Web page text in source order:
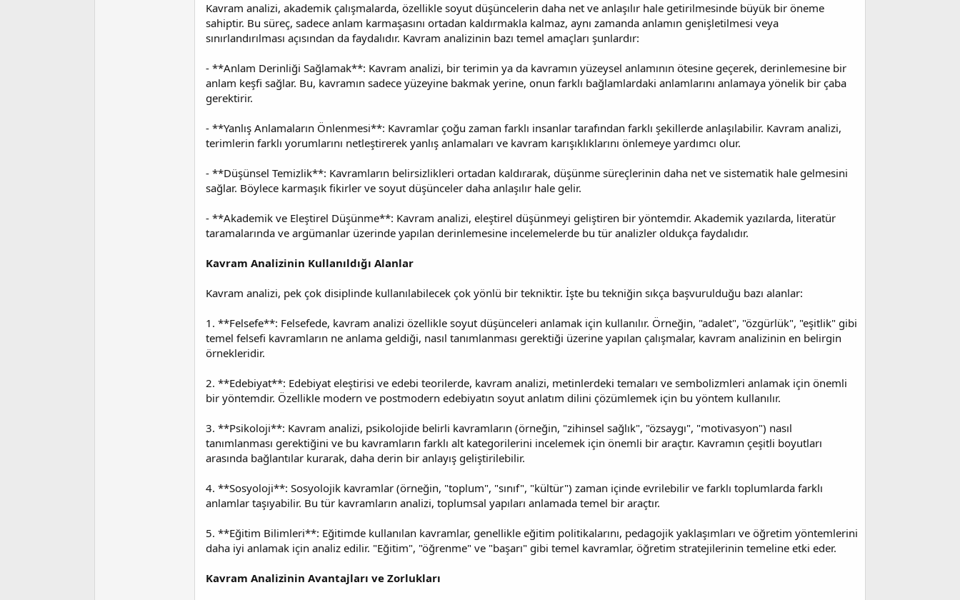
Kavram analizi, akademik çalışmalarda, özellikle soyut düşüncelerin daha net ve anlaşılır hale getirilmesinde büyük bir öneme
sahiptir. Bu süreç, sadece anlam karmaşasını ortadan kaldırmakla kalmaz, aynı zamanda anlamın genişletilmesi veya
sınırlandırılması açısından da faydalıdır. Kavram analizinin bazı temel amaçları şunlardır:
- **Anlam Derinliği Sağlamak**: Kavram analizi, bir terimin ya da kavramın yüzeysel anlamının ötesine geçerek, derinlemesine bir
anlam keşfi sağlar. Bu, kavramın sadece yüzeyine bakmak yerine, onun farklı bağlamlardaki anlamlarını anlamaya yönelik bir çaba
gerektirir.
- **Yanlış Anlamaların Önlenmesi**: Kavramlar çoğu zaman farklı insanlar tarafından farklı şekillerde anlaşılabilir. Kavram analizi,
terimlerin farklı yorumlarını netleştirerek yanlış anlamaları ve kavram karışıklıklarını önlemeye yardımcı olur.
- **Düşünsel Temizlik**: Kavramların belirsizlikleri ortadan kaldırarak, düşünme süreçlerinin daha net ve sistematik hale gelmesini
sağlar. Böylece karmaşık fikirler ve soyut düşünceler daha anlaşılır hale gelir.
- **Akademik ve Eleştirel Düşünme**: Kavram analizi, eleştirel düşünmeyi geliştiren bir yöntemdir. Akademik yazılarda, literatür
taramalarında ve argümanlar üzerinde yapılan derinlemesine incelemelerde bu tür analizler oldukça faydalıdır.
Kavram Analizinin Kullanıldığı Alanlar
Kavram analizi, pek çok disiplinde kullanılabilecek çok yönlü bir tekniktir. İşte bu tekniğin sıkça başvurulduğu bazı alanlar:
1. **Felsefe**: Felsefede, kavram analizi özellikle soyut düşünceleri anlamak için kullanılır. Örneğin, "adalet", "özgürlük", "eşitlik" gibi
temel felsefi kavramların ne anlama geldiği, nasıl tanımlanması gerektiği üzerine yapılan çalışmalar, kavram analizinin en belirgin
örnekleridir.
2. **Edebiyat**: Edebiyat eleştirisi ve edebi teorilerde, kavram analizi, metinlerdeki temaları ve sembolizmleri anlamak için önemli
bir yöntemdir. Özellikle modern ve postmodern edebiyatın soyut anlatım dilini çözümlemek için bu yöntem kullanılır.
3. **Psikoloji**: Kavram analizi, psikolojide belirli kavramların (örneğin, "zihinsel sağlık", "özsaygı", "motivasyon") nasıl
tanımlanması gerektiğini ve bu kavramların farklı alt kategorilerini incelemek için önemli bir araçtır. Kavramın çeşitli boyutları
arasında bağlantılar kurarak, daha derin bir anlayış geliştirilebilir.
4. **Sosyoloji**: Sosyolojik kavramlar (örneğin, "toplum", "sınıf", "kültür") zaman içinde evrilebilir ve farklı toplumlarda farklı
anlamlar taşıyabilir. Bu tür kavramların analizi, toplumsal yapıları anlamada temel bir araçtır.
5. **Eğitim Bilimleri**: Eğitimde kullanılan kavramlar, genellikle eğitim politikalarını, pedagojik yaklaşımları ve öğretim yöntemlerini
daha iyi anlamak için analiz edilir. "Eğitim", "öğrenme" ve "başarı" gibi temel kavramlar, öğretim stratejilerinin temeline etki eder.
Kavram Analizinin Avantajları ve Zorlukları